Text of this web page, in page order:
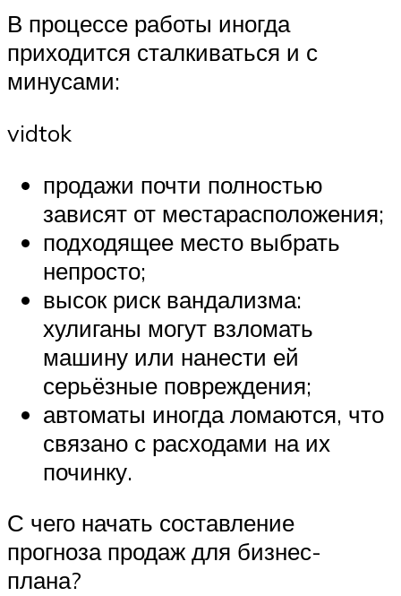
В процессе работы иногда
приходится сталкиваться и с
минусами:
vidtok
продажи почти полностью
зависят от местарасположения;
подходящее место выбрать
непросто;
высок риск вандализма:
хулиганы могут взломать
машину или нанести ей
серьёзные повреждения;
автоматы иногда ломаются, что
связано с расходами на их
починку.
С чего начать составление
прогноза продаж для бизнес-
плана?